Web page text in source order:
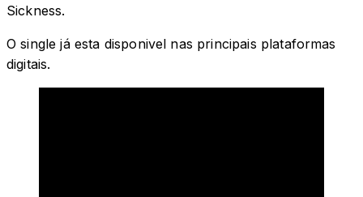
Sickness.
O single já esta disponivel nas principais plataformas
digitais.